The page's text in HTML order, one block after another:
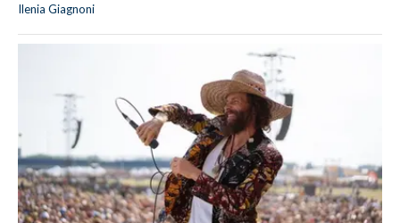
Ilenia Giagnoni